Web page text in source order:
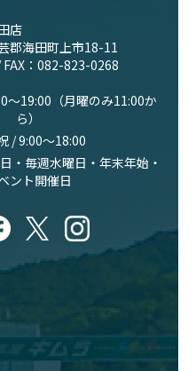
店
郡海田町上市18-11
FAX：082-823-0268
19:00（月曜のみ11:00か
ら）
/ 9:00〜18:00
・毎週水曜日・年末年始・
ント開催日